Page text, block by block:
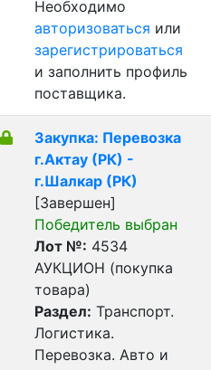
Необходимо
авторизоваться или
зарегистрироваться
и заполнить профиль
поставщика.
Закупка: Перевозка
г.Актау (РК) -
г.Шалкар (РК)
[Завершен]
Победитель выбран
Лот №: 4534
АУКЦИОН (покупка
товара)
Раздел: Транспорт.
Логистика.
Перевозка. Авто и